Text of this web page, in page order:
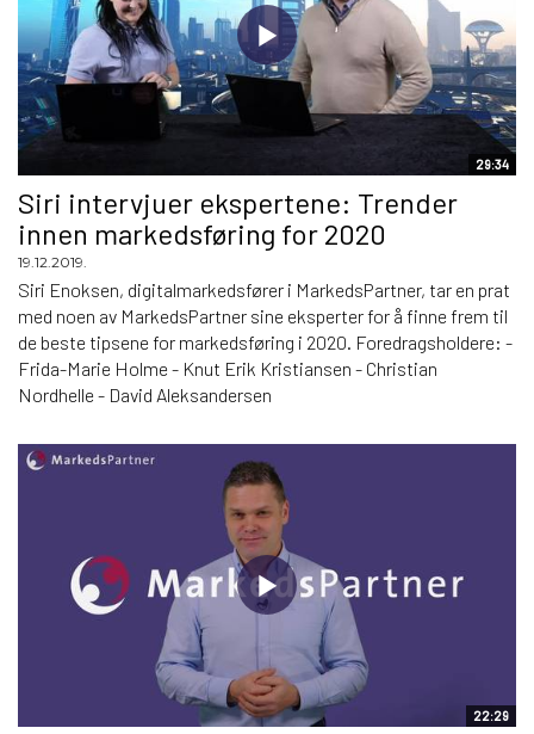
29:34
Siri intervjuer ekspertene: Trender
innen markedsføring for 2020
19.12.2019.
Siri Enoksen, digitalmarkedsfører i MarkedsPartner, tar en prat
med noen av MarkedsPartner sine eksperter for å finne frem til
de beste tipsene for markedsføring i 2020. Foredragsholdere: -
Frida-Marie Holme - Knut Erik Kristiansen - Christian
Nordhelle - David Aleksandersen
22:29